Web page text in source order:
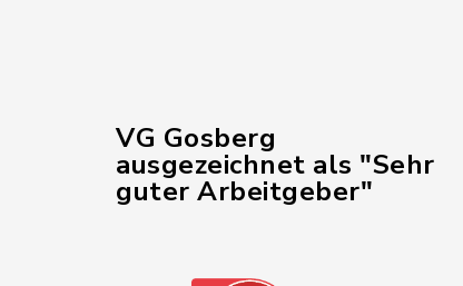
VG Gosberg
ausgezeichnet als "Sehr
guter Arbeitgeber"